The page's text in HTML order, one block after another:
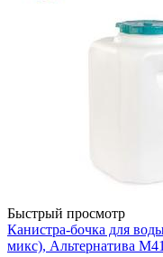
Быстрый просмотр
Канистра-бочка для
микс), Альтернатива